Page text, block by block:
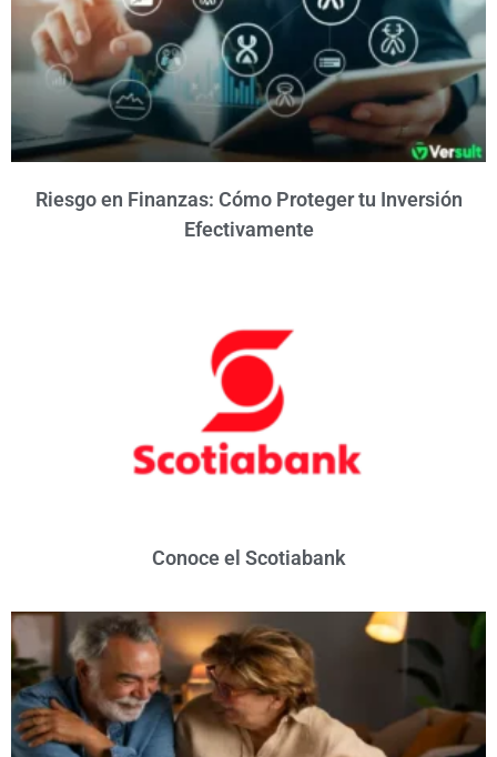
Riesgo en Finanzas: Cómo Proteger tu Inversión
Efectivamente
Conoce el Scotiabank